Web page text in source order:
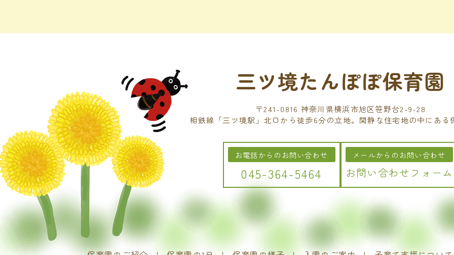
三ツ境たんぽぽ保育園
〒241-0816 神奈川県横浜市旭区笹野台2-9-28
相鉄線「三ツ境駅」北口から徒歩6分の立地。閑静な住宅地の中にある
お電話からのお問い合わせ
045-364-5464
メールからのお問い合わせ
お問い合わせフォーム